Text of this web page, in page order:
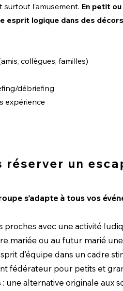
l’amusement. En petit
esprit logique dans des
collègues, familles)
débriefing
expérience
réserver un
s’adapte à tous vos
proches avec une activité
mariée ou au futur marié
d’équipe dans un cadre
fédérateur pour petits et
: une alternative originale aux